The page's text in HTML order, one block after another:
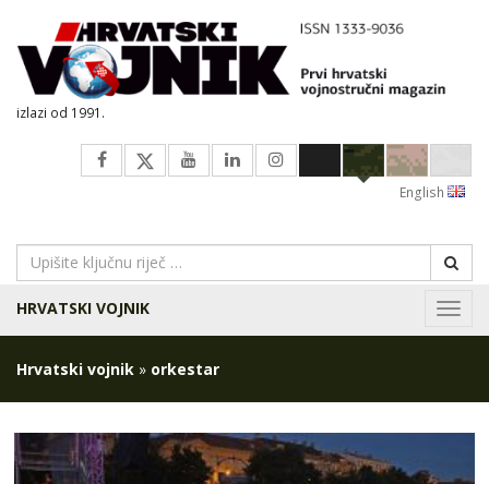
izlazi od 1991.
English
HRVATSKI VOJNIK
Hrvatski vojnik » orkestar